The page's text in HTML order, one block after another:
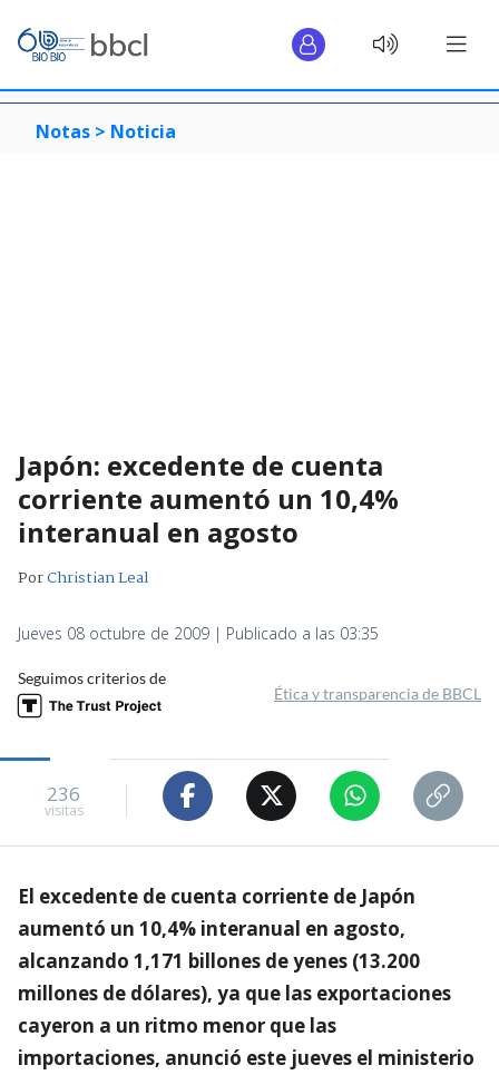
Notas > Noticia
Japón: excedente de cuenta
corriente aumentó un 10,4%
interanual en agosto
PorChristian Leal
Jueves 08 octubre de 2009 | Publicado a las 03:35
Seguimos criterios de
Ética y transparencia de BBCL
236
visitas
El excedente de cuenta corriente de Japón
aumentó un 10,4% interanual en agosto,
alcanzando 1,171 billones de yenes (13.200
millones de dólares), ya que las exportaciones
cayeron a un ritmo menor que las
importaciones, anunció este jueves el ministerio